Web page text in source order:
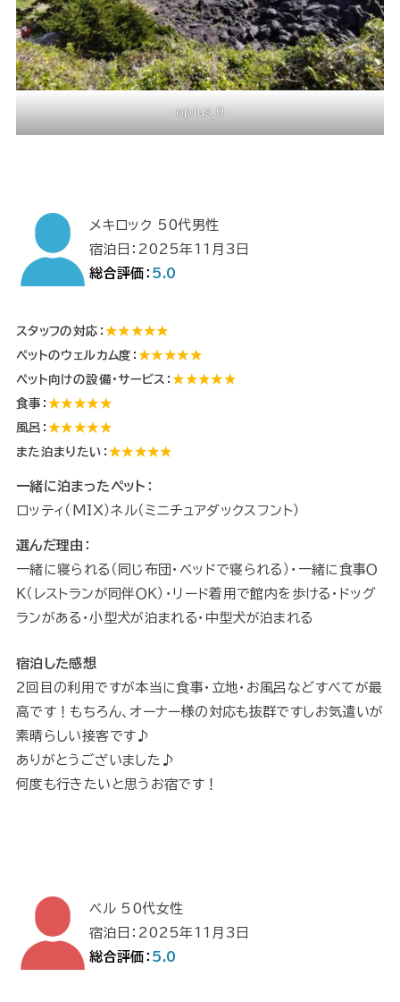
oplus_0
メキロック 50代男性
宿泊日：2025年11月3日
総合評価： 5.0
スタッフの対応： ★★★★★
ペットのウェルカム度：★★★★★
ペット向けの設備・サービス：★★★★★
食事：★★★★★
風呂：★★★★★
また泊まりたい： ★★★★★
一緒に泊まったペット：
ロッティ（MIX）ネル（ミニチュアダックスフント）
選んだ理由：
一緒に寝られる（同じ布団・ベッドで寝られる）・一緒に食事Ｏ
Ｋ（レストランが同伴ＯＫ）・リード着用で館内を歩ける・ドッグ
ランがある・小型犬が泊まれる・中型犬が泊まれる
宿泊した感想
2回目の利用ですが本当に食事・立地・お風呂などすべてが最
高です！もちろん、オーナー様の対応も抜群ですしお気遣いが
素晴らしい接客です♪
ありがとうございました♪
何度も行きたいと思うお宿です！
ベル 50代女性
宿泊日：2025年11月3日
総合評価： 5.0